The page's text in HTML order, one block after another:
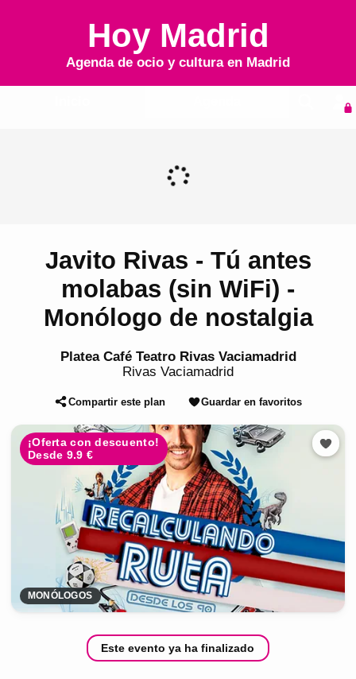
Hoy Madrid
Agenda de ocio y cultura en Madrid
Javito Rivas - Tú antes
molabas (sin WiFi) -
Monólogo de nostalgia
Platea Café Teatro Rivas Vaciamadrid
Rivas Vaciamadrid
Compartir este plan Guardar en favoritos
¡Oferta con descuento!
Desde 9.9 €
MONÓLOGOS
Este evento ya ha finalizado